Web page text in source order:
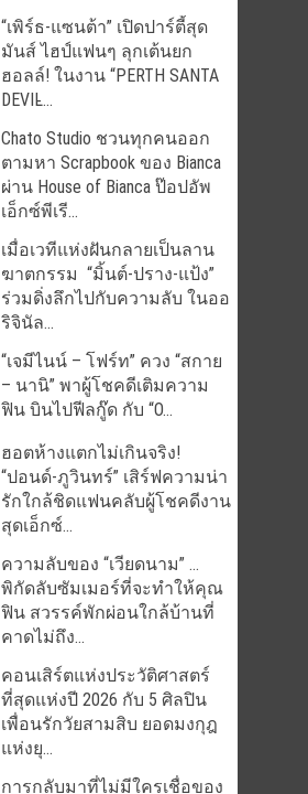
“เพิร์ธ-แซนต้า” เปิดปาร์ตี้สุด
มันส์ ไฮป์แฟนๆ ลุกเต้นยก
ฮอลล์! ในงาน “PERTH SANTA
DEVIL̵...
Chato Studio ชวนทุกคนออก
ตามหา Scrapbook ของ Bianca
ผ่าน House of Bianca ป๊อปอัพ
เอ็กซ์พีเรี...
เมื่อเวทีแห่งฝันกลายเป็นลาน
ฆาตกรรม “มิ้นต์-ปราง-แป้ง”
ร่วมดิ่งลึกไปกับความลับ ในออ
ริจินัล...
“เจมีไนน์ – โฟร์ท” ควง “สกาย
– นานิ” พาผู้โชคดีเติมความ
ฟิน บินไปฟีลกู๊ด กับ “O...
ฮอตห้างแตกไม่เกินจริง!
“ปอนด์-ภูวินทร์” เสิร์ฟความน่า
รักใกล้ชิดแฟนคลับผู้โชคดีงาน
สุดเอ็กซ์...
ความลับของ “เวียดนาม” …
พิกัดลับซัมเมอร์ที่จะทำให้คุณ
ฟิน สวรรค์พักผ่อนใกล้บ้านที่
คาดไม่ถึง...
คอนเสิร์ตแห่งประวัติศาสตร์
ที่สุดแห่งปี 2026 กับ 5 ศิลปิน
เพื่อนรักวัยสามสิบ ยอดมงกุฎ
แห่งยุ...
การกลับมาที่ไม่มีใครเชื่อของ